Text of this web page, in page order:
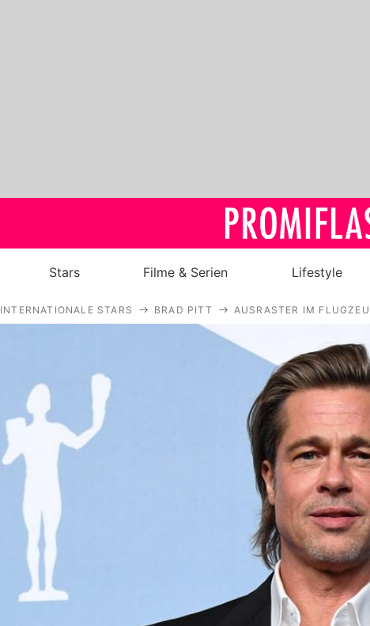
Royals
Stars
Filme & Serien
Lifestyle
Familie & Liebe
Promiflash Exklusiv
Alle Themen auf
Jobs
App runterladen
Stars Filme & Serien Lifestyle
INTERNATIONALE STARS BRAD PITT AUSRASTER IM